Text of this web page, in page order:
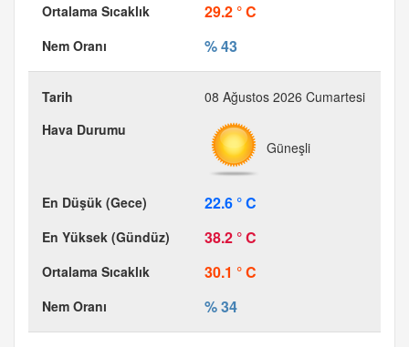
29.2 ° C
% 43
08 Ağustos 2026 Cumartesi
Güneşli
22.6 ° C
38.2 ° C
30.1 ° C
% 34